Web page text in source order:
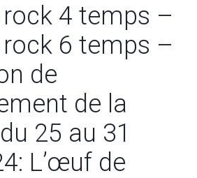
4 temps –
6 temps –
de
de la
25 au 31
L’œuf de